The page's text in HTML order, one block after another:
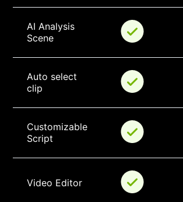
AI Analysis
Scene
Auto select
clip
Customizable
Script
Video Editor